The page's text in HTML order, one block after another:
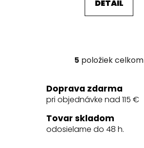
DETAIL
O
l
á
a
c
5 položiek celkom
Doprava zdarma
pri objednávke nad 115 €
Tovar skladom
odosielame do 48 h.